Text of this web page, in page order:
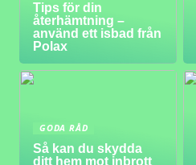
Tips för din
återhämtning –
använd ett isbad från
Polax
GODA RÅD
Så kan du skydda
ditt hem mot inbrott